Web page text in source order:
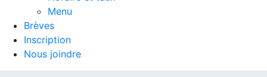
Menu
Brèves
Inscription
Nous joindre